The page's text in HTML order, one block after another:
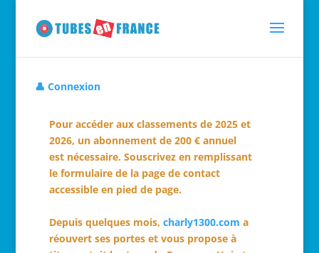
👤 Connexion
Pour accéder aux classements de 2025 et
2026, un abonnement de 200 € annuel
est nécessaire. Souscrivez en remplissant
le formulaire de la page de contact
accessible en pied de page.
Depuis quelques mois, charly1300.com a
réouvert ses portes et vous propose à